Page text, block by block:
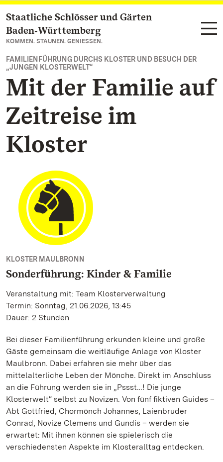
Zum Hauptinhalt springen
Staatliche Schlösser und Gärten
Baden‑Württemberg
KOMMEN. STAUNEN. GENIESSEN.
FAMILIENFÜHRUNG DURCHS KLOSTER UND BESUCH DER
„JUNGEN KLOSTERWELT“
Mit der Familie auf
Zeitreise im
Kloster
KLOSTER MAULBRONN
Sonderführung: Kinder & Familie
Veranstaltung mit: Team Klosterverwaltung
Termin: Sonntag, 21.06.2026, 13:45
Dauer: 2 Stunden
Bei dieser Familienführung erkunden kleine und große
Gäste gemeinsam die weitläufige Anlage von Kloster
Maulbronn. Dabei erfahren sie mehr über das
mittelalterliche Leben der Mönche. Direkt im Anschluss
an die Führung werden sie in „Pssst…! Die junge
Klosterwelt“ selbst zu Novizen. Von fünf fiktiven Guides –
Abt Gottfried, Chormönch Johannes, Laienbruder
Conrad, Novize Clemens und Gundis – werden sie
erwartet: Mit ihnen können sie spielerisch die
verschiedensten Aspekte im Klosteralltag entdecken.